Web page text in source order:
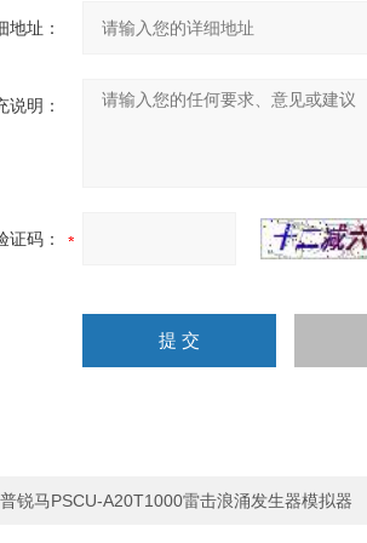
地址：
说明：
证码：
普锐马PSCU-A20T1000雷击浪涌发生器模拟器